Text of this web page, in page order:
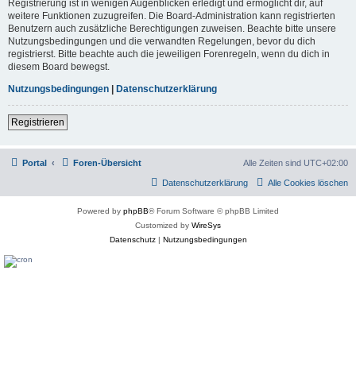
Registrierung ist in wenigen Augenblicken erledigt und ermöglicht dir, auf
weitere Funktionen zuzugreifen. Die Board-Administration kann registrierten
Benutzern auch zusätzliche Berechtigungen zuweisen. Beachte bitte unsere
Nutzungsbedingungen und die verwandten Regelungen, bevor du dich
registrierst. Bitte beachte auch die jeweiligen Forenregeln, wenn du dich in
diesem Board bewegst.
Nutzungsbedingungen
Datenschutzerklärung
Registrieren
Portal Foren-Übersicht Alle Zeiten sind UTC+02:00
Alle Cookies löschen
Datenschutzerklärung
Powered by phpBB® Forum Software © phpBB Limited
Customized by WireSys
Datenschutz| Nutzungsbedingungen